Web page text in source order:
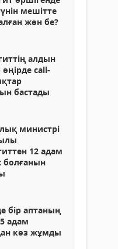
мешітте
жөн бе?
алдын
call-
бастады
министрі
12 адам
болғанын
бір аптаның
адам
көз жұмды